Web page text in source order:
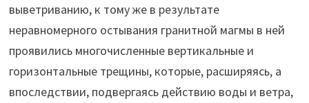
выветриванию, к тому же в результате
неравномерного остывания гранитной магмы в ней
проявились многочисленные вертикальные и
горизонтальные трещины, которые, расширяясь, а
впоследствии, подвергаясь действию воды и ветра,